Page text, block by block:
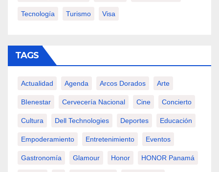
Tecnología Turismo Visa
TAGS
Actualidad Agenda Arcos Dorados Arte
BIenestar Cervecería Nacional Cine Concierto
Cultura Dell Technologies Deportes Educación
Empoderamiento Entretenimiento Eventos
Gastronomía Glamour Honor HONOR Panamá